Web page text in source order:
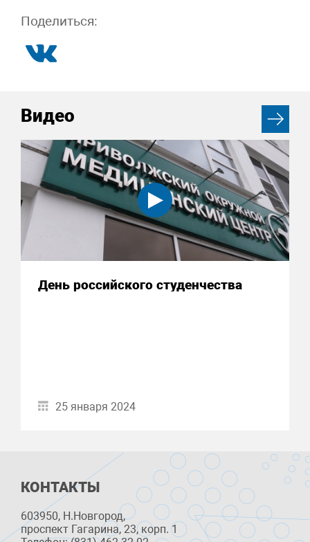
Поделиться:
Видео
День российского студенчества
25 января 2024
КОНТАКТЫ
603950, Н.Новгород,
проспект Гагарина, 23, корп. 1